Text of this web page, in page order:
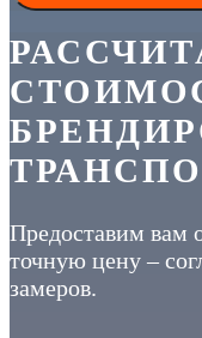
Предоставим вам
точную цену –
замеров.